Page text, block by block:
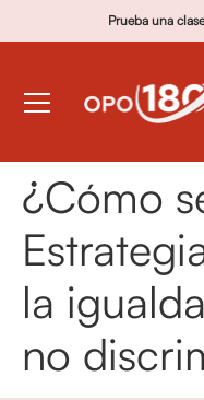
Prueba una
¿Cómo
la
no